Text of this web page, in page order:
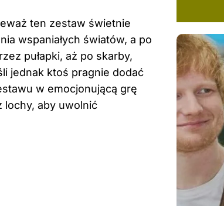
ten zestaw świetnie
wspaniałych światów, a po
pułapki, aż po skarby,
jednak ktoś pragnie dodać
w emocjonującą grę
lochy, aby uwolnić